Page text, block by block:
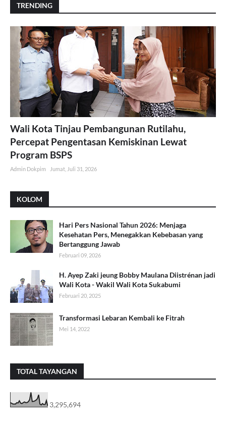
TRENDING
Wali Kota Tinjau Pembangunan Rutilahu,
Percepat Pengentasan Kemiskinan Lewat
Program BSPS
Admin Dokpim Jumat, Juli 31, 2026
KOLOM
Hari Pers Nasional Tahun 2026: Menjaga
Kesehatan Pers, Menegakkan Kebebasan yang
Bertanggung Jawab
Februari 09, 2026
H. Ayep Zaki jeung Bobby Maulana Diistrénan jadi
Wali Kota - Wakil Wali Kota Sukabumi
Februari 20, 2025
Transformasi Lebaran Kembali ke Fitrah
Mei 14, 2022
TOTAL TAYANGAN
3,295,694